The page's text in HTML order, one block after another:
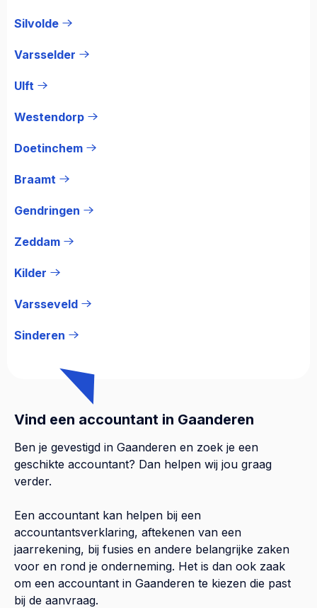
Silvolde
Varsselder
Ulft
Westendorp
Doetinchem
Braamt
Gendringen
Zeddam
Kilder
Varsseveld
Sinderen
Vind een accountant in Gaanderen
Ben je gevestigd in Gaanderen en zoek je een
geschikte accountant? Dan helpen wij jou graag
verder.
Een accountant kan helpen bij een
accountantsverklaring, aftekenen van een
jaarrekening, bij fusies en andere belangrijke zaken
voor en rond je onderneming. Het is dan ook zaak
om een accountant in Gaanderen te kiezen die past
bij de aanvraag.